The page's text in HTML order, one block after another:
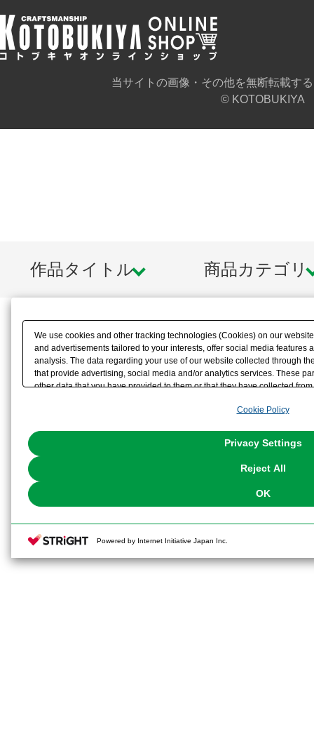
当サイトの画像・その他を無断転載す
© KOTOBUKIYA
作品タイトル 商品カテゴリ
We use cookies and other tracking technologies (Cookies) on our
and advertisements tailored to your interests, offer social media features
analysis. The data regarding your use of our website collected through
that provide advertising, social media and/or analytics services. These
other data that you have provided to them or that they have collected
the use of all Cookies except for Strictly Necessary Cookies, please
You can change your consent or rejection settings at any time via
Cookie Policy
Privacy Settings
Reject All
OK
Powered by Internet Initiative Japan Inc.